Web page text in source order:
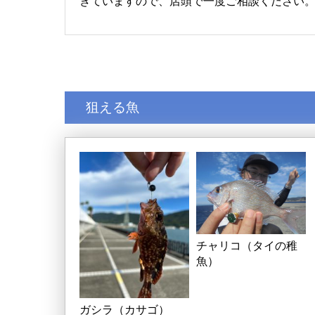
狙える魚
ガシラ（カサゴ）
チャリコ（タイの稚
魚）